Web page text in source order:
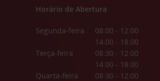
Horário de Abertura
Segunda-feira
08:00 - 12:00
14:00 - 18:00
Terça-feira
08:30 - 12:00
14:00 - 18:00
Quarta-feira
08:30 - 12:00